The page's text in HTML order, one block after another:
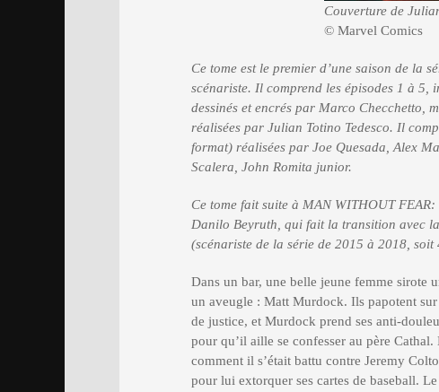
Couverture de
© Marvel Comics
Ce tome est le premier d’une saison de la
scénariste. Il comprend les épisodes 1 à
dessinés et encrés par Marco Checchetto,
réalisées par Julian Totino Tedesco. Il
format) réalisées par Joe Quesada, Alex
Scalera, John Romita junior.
Ce tome fait suite à MAN WITHOUT
Danilo Beyruth, qui fait la transition avec
(scénariste de la série de 2015 à 2018, soit
Dans un bar, une belle jeune femme sirote
un aveugle : Matt Murdock. Ils papotent
de justice, et Murdock prend ses anti-
pour qu’il aille se confesser au père
comment il s’était battu contre Jeremy
pour lui extorquer ses cartes de baseball.